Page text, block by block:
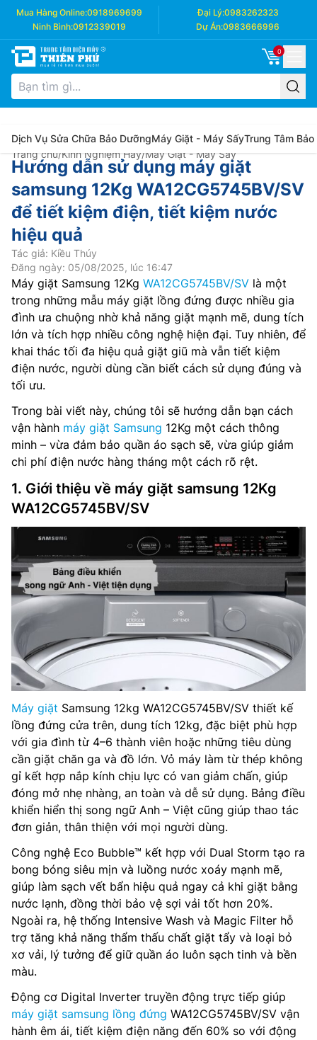
Mua Hàng Online:0918969699 Đại Lý:0983262323
Ninh Bình:0912339019 Dự Án:0983666996
0
Dịch Vụ Sửa Chữa Bảo DưỡngMáy Giặt - Máy SấyTrung Tâm Bảo
Trang chủ/Kinh Nghiệm Hay/Máy Giặt - Máy Sấy
Hướng dẫn sử dụng máy giặt
samsung 12Kg WA12CG5745BV/SV
để tiết kiệm điện, tiết kiệm nước
hiệu quả
Tác giả: Kiều Thúy
Đăng ngày: 05/08/2025, lúc 16:47
Máy giặt Samsung 12Kg WA12CG5745BV/SV là một
trong những mẫu máy giặt lồng đứng được nhiều gia
đình ưa chuộng nhờ khả năng giặt mạnh mẽ, dung tích
lớn và tích hợp nhiều công nghệ hiện đại. Tuy nhiên, để
khai thác tối đa hiệu quả giặt giũ mà vẫn tiết kiệm
điện nước, người dùng cần biết cách sử dụng đúng và
tối ưu.
Trong bài viết này, chúng tôi sẽ hướng dẫn bạn cách
vận hành máy giặt Samsung 12Kg một cách thông
minh – vừa đảm bảo quần áo sạch sẽ, vừa giúp giảm
chi phí điện nước hàng tháng một cách rõ rệt.
1. Giới thiệu về máy giặt samsung 12Kg
WA12CG5745BV/SV
Máy giặt Samsung 12kg WA12CG5745BV/SV thiết kế
lồng đứng cửa trên, dung tích 12kg, đặc biệt phù hợp
với gia đình từ 4–6 thành viên hoặc những tiêu dùng
cần giặt chăn ga và đồ lớn. Vỏ máy làm từ thép không
gỉ kết hợp nắp kính chịu lực có van giảm chấn, giúp
đóng mở nhẹ nhàng, an toàn và dễ sử dụng. Bảng điều
khiển hiển thị song ngữ Anh – Việt cũng giúp thao tác
đơn giản, thân thiện với mọi người dùng.
Công nghệ Eco Bubble™ kết hợp với Dual Storm tạo ra
bong bóng siêu mịn và luồng nước xoáy mạnh mẽ,
giúp làm sạch vết bẩn hiệu quả ngay cả khi giặt bằng
nước lạnh, đồng thời bảo vệ sợi vải tốt hơn 20%.
Ngoài ra, hệ thống Intensive Wash và Magic Filter hỗ
trợ tăng khả năng thẩm thấu chất giặt tẩy và loại bỏ
xơ vải, lý tưởng để giữ quần áo luôn sạch tinh và bền
màu.
Động cơ Digital Inverter truyền động trực tiếp giúp
máy giặt samsung lồng đứng WA12CG5745BV/SV vận
hành êm ái, tiết kiệm điện năng đến 60% so với động